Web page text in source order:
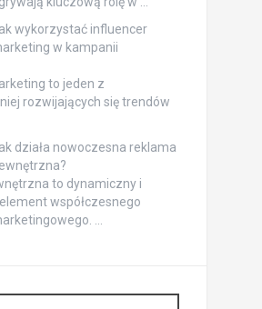
wykorzystać influencer
w kampanii
to jeden z
rozwijających się trendów
działa nowoczesna reklama
to dynamiczny i
współczesnego
…